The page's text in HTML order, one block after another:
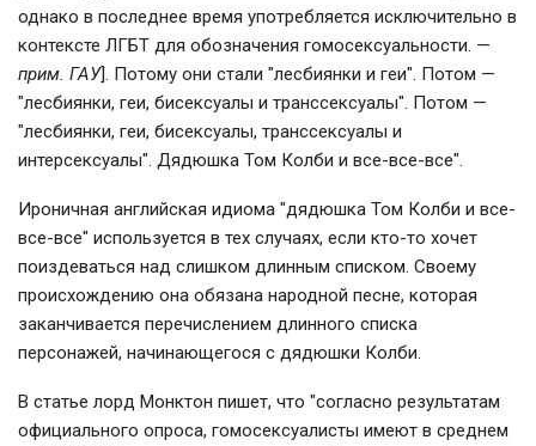
однако в последнее время употребляется исключительно в
контексте ЛГБТ для обозначения гомосексуальности. —
прим. ГАУ]. Потому они стали "лесбиянки и геи". Потом —
"лесбиянки, геи, бисексуалы и транссексуалы". Потом —
"лесбиянки, геи, бисексуалы, транссексуалы и
интерсексуалы". Дядюшка Том Колби и все-все-все".
Ироничная английская идиома "дядюшка Том Колби и все-
все-все" используется в тех случаях, если кто-то хочет
поиздеваться над слишком длинным списком. Своему
происхождению она обязана народной песне, которая
заканчивается перечислением длинного списка
персонажей, начинающегося с дядюшки Колби.
В статье лорд Монктон пишет, что "согласно результатам
официального опроса, гомосексуалисты имеют в среднем